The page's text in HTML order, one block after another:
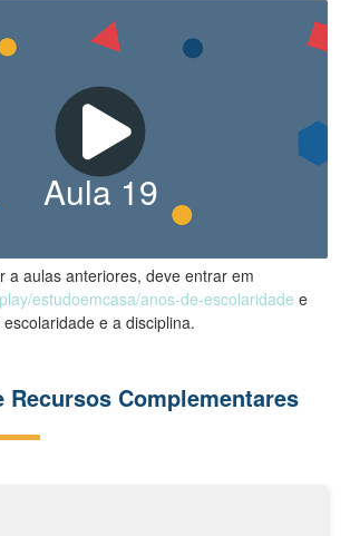
Aula19
a aulas anteriores, deve entrar em
estudoemcasa/anos-de-escolaridade e
e a disciplina.
Recursos Complementares